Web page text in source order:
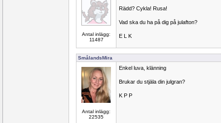
Antal inlägg:
11487
Rädd? Cykla! Rusa!
Vad ska du ha på dig på julafton?
E L K
SmålandsMira
Antal inlägg:
22535
Enkel luva, klänning
Brukar du stjäla din julgran?
K P P